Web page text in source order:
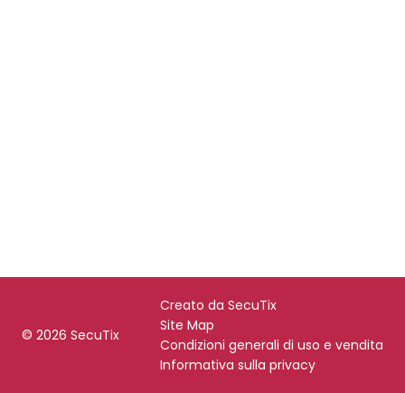
di
pagina
© 2026 SecuTix
Creato da SecuTix
Site Map
Condizioni generali di uso e vendita
Informativa sulla privacy